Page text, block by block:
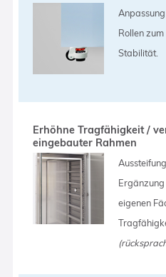
Rollen
Stabilität.
Erhöhne Tragfähigkeit /
eingebauter Rahmen
eigenen